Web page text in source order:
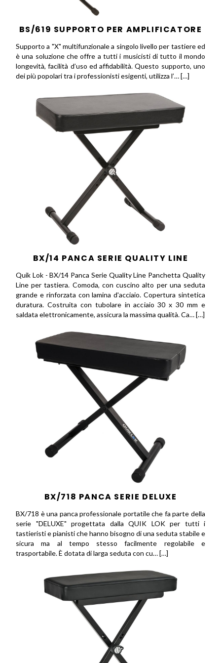
BS/619 SUPPORTO PER AMPLIFICATORE
Supporto a "X" multifunzionale a singolo livello per tastiere ed
è una soluzione che offre a tutti i musicisti di tutto il mondo
longevità, facilità d’uso ed affidabilità. Questo supporto, uno
dei più popolari tra i professionisti esigenti, utilizza l’… […]
BX/14 PANCA SERIE QUALITY LINE
Quik Lok - BX/14 Panca Serie Quality Line Panchetta Quality
Line per tastiera. Comoda, con cuscino alto per una seduta
grande e rinforzata con lamina d'acciaio. Copertura sintetica
duratura. Costruita con tubolare in acciaio 30 x 30 mm e
saldata elettronicamente, assicura la massima qualità. Ca… […]
BX/718 PANCA SERIE DELUXE
BX/718 è una panca professionale portatile che fa parte della
serie "DELUXE" progettata dalla QUIK LOK per tutti i
tastieristi e pianisti che hanno bisogno di una seduta stabile e
sicura ma al tempo stesso facilmente regolabile e
trasportabile. È dotata di larga seduta con cu… […]